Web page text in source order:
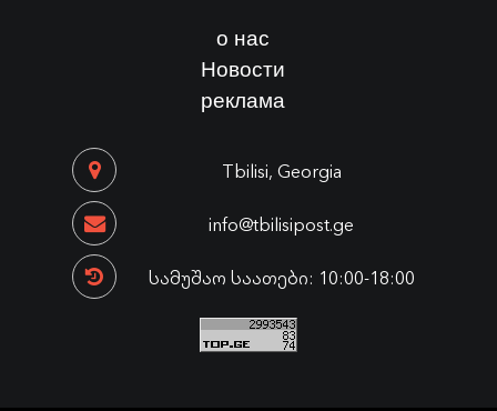
о нас
Новости
реклама
Tbilisi, Georgia
info@tbilisipost.ge
სამუშაო საათები: 10:00-18:00